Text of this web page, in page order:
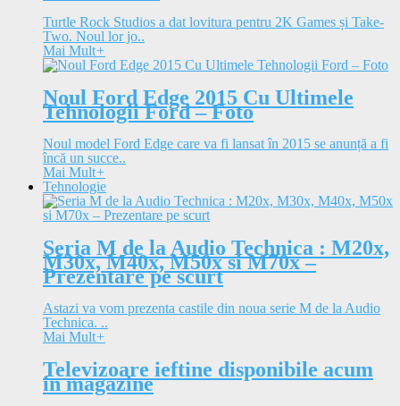
Turtle Rock Studios a dat lovitura pentru 2K Games și Take-
Two. Noul lor jo..
Mai Mult+
Noul Ford Edge 2015 Cu Ultimele
Tehnologii Ford – Foto
Noul model Ford Edge care va fi lansat în 2015 se anunță a fi
încă un succe..
Mai Mult+
Tehnologie
Seria M de la Audio Technica : M20x,
M30x, M40x, M50x si M70x –
Prezentare pe scurt
Astazi va vom prezenta castile din noua serie M de la Audio
Technica. ..
Mai Mult+
Televizoare ieftine disponibile acum
in magazine